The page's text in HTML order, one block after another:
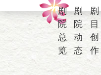
剧
院
总
览
剧
院
动
态
剧
目
创
作